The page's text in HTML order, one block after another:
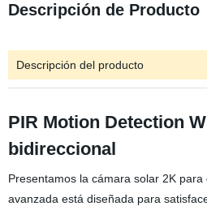
Descripción de Producto
Descripción del producto
PIR Motion Detection
bidireccional
Presentamos la cámara solar 2K
avanzada está diseñada para